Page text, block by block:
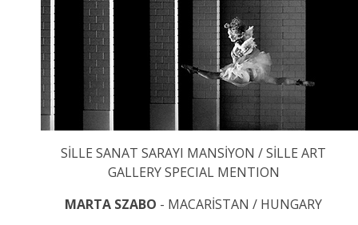
SİLLE SANAT SARAYI MANSİYON / SİLLE ART
GALLERY SPECIAL MENTION
MARTA SZABO - MACARİSTAN / HUNGARY